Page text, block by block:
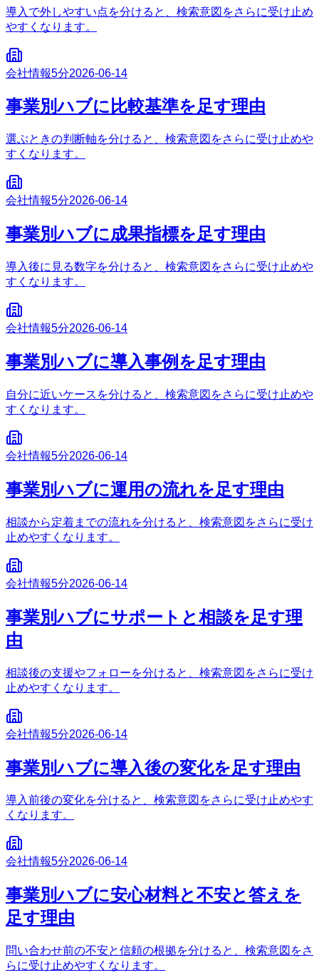
導入で外しやすい点を分けると、検索意図をさらに受け止め
やすくなります。
会社情報5分2026-06-14
事業別ハブに比較基準を足す理由
選ぶときの判断軸を分けると、検索意図をさらに受け止めや
すくなります。
会社情報5分2026-06-14
事業別ハブに成果指標を足す理由
導入後に見る数字を分けると、検索意図をさらに受け止めや
すくなります。
会社情報5分2026-06-14
事業別ハブに導入事例を足す理由
自分に近いケースを分けると、検索意図をさらに受け止めや
すくなります。
会社情報5分2026-06-14
事業別ハブに運用の流れを足す理由
相談から定着までの流れを分けると、検索意図をさらに受け
止めやすくなります。
会社情報5分2026-06-14
事業別ハブにサポートと相談を足す理
由
相談後の支援やフォローを分けると、検索意図をさらに受け
止めやすくなります。
会社情報5分2026-06-14
事業別ハブに導入後の変化を足す理由
導入前後の変化を分けると、検索意図をさらに受け止めやす
くなります。
会社情報5分2026-06-14
事業別ハブに安心材料と不安と答えを
足す理由
問い合わせ前の不安と信頼の根拠を分けると、検索意図をさ
らに受け止めやすくなります。